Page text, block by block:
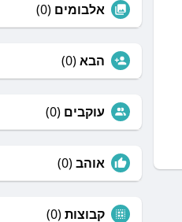
אלבומים (0)
הבא(0)
עוקבים (0)
אוהב(0)
קבוצות(0)